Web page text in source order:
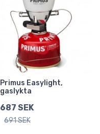
Primus Easylight,
gaslykta
687 SEK
691 SEK